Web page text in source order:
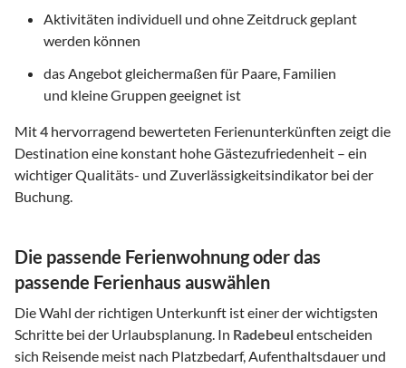
Aktivitäten individuell und ohne Zeitdruck geplant
werden können
das Angebot gleichermaßen für Paare, Familien
und kleine Gruppen geeignet ist
Mit4 hervorragend bewerteten Ferienunterkünften zeigt die
Destination eine konstant hohe Gästezufriedenheit – ein
wichtiger Qualitäts- und Zuverlässigkeitsindikator bei der
Buchung.
Die passende Ferienwohnung oder das
passende Ferienhaus auswählen
Die Wahl der richtigen Unterkunft ist einer der wichtigsten
Schritte bei der Urlaubsplanung. In Radebeulentscheiden
sich Reisende meist nach Platzbedarf, Aufenthaltsdauer und